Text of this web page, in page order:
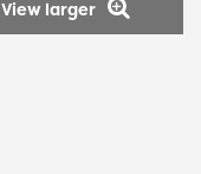
View larger